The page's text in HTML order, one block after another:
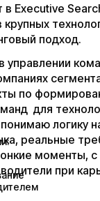
в Executive
подход.
управлении
по
для
логику
реальные
моменты,
при